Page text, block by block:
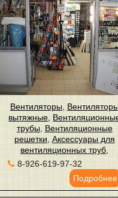
Вентиляторы,
вытяжные
трубы, Вентиляционные
решетки Аксессуары для
вентиляционных труб
8-926-619-97-32
Подробнее